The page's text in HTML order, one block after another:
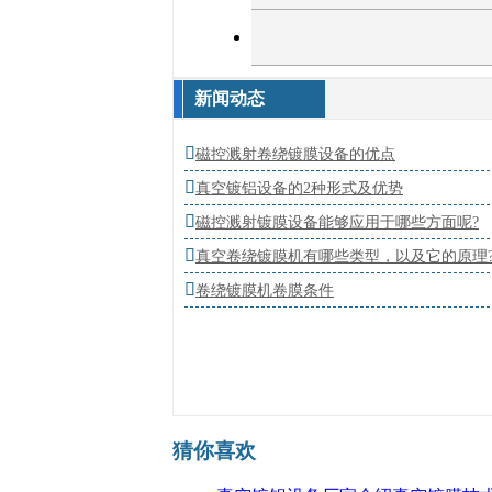
新闻动态
磁控溅射卷绕镀膜设备的优点
真空镀铝设备的2种形式及优势
磁控溅射镀膜设备能够应用于哪些方面呢?
真空卷绕镀膜机有哪些类型，以及它的原理
卷绕镀膜机卷膜条件
猜你喜欢